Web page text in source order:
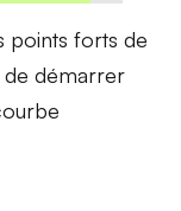
points forts de
de démarrer